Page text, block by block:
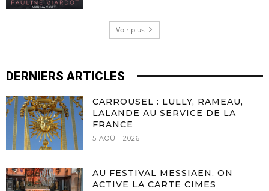
Voir plus
DERNIERS ARTICLES
CARROUSEL : LULLY, RAMEAU,
LALANDE AU SERVICE DE LA
FRANCE
5 AOÛT 2026
AU FESTIVAL MESSIAEN, ON
ACTIVE LA CARTE CIMES